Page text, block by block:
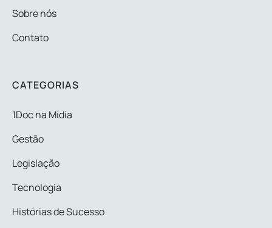
Sobre nós
Contato
CATEGORIAS
1Doc na Mídia
Gestão
Legislação
Tecnologia
Histórias de Sucesso